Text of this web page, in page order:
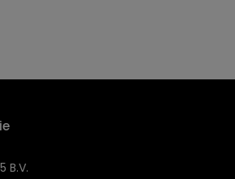
B.V.